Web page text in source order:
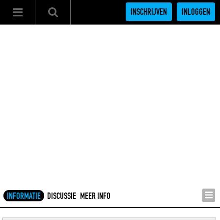
INSCHRIJVEN INLOGGEN
INFORMATIE DISCUSSIE MEER INFO